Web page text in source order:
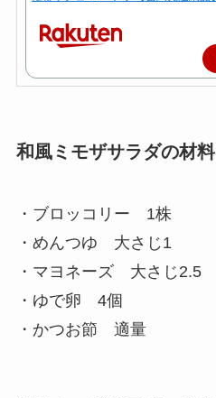
和風ミモザサラダの材料
・ブロッコリー 1株
・めんつゆ 大さじ1
・マヨネーズ 大さじ2.5
・ゆで卵 4個
・かつお節 適量